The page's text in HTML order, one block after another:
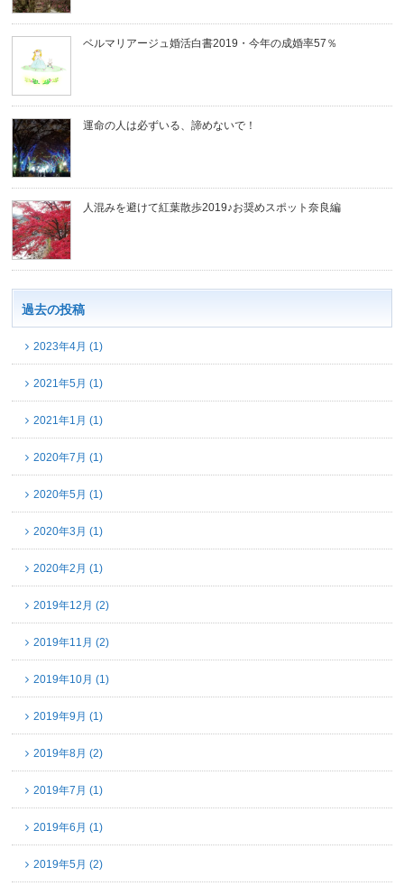
ベルマリアージュ婚活白書2019・今年の成婚率57％
運命の人は必ずいる、諦めないで！
人混みを避けて紅葉散歩2019♪お奨めスポット奈良編
過去の投稿
2023年4月 (1)
2021年5月 (1)
2021年1月 (1)
2020年7月 (1)
2020年5月 (1)
2020年3月 (1)
2020年2月 (1)
2019年12月 (2)
2019年11月 (2)
2019年10月 (1)
2019年9月 (1)
2019年8月 (2)
2019年7月 (1)
2019年6月 (1)
2019年5月 (2)